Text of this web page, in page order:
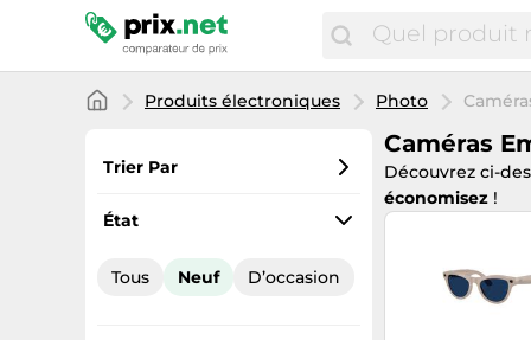
Produits électroniques Photo
Trier Par
Préférés
Prix total
État
Tous Neuf D’occasion
Caméras
Découvrez ci-
économisez !